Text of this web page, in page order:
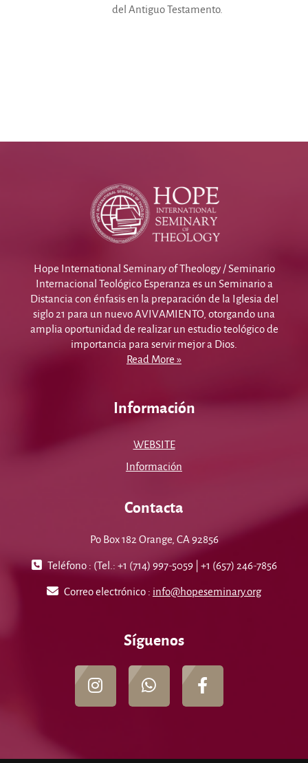
del Antiguo Testamento.
Hope International Seminary of Theology / Seminario
Internacional Teológico Esperanza es un Seminario a
Distancia con énfasis en la preparación de la Iglesia del
siglo 21 para un nuevo AVIVAMIENTO, otorgando una
amplia oportunidad de realizar un estudio teológico de
importancia para servir mejor a Dios.
Read More »
Información
WEBSITE
Información
Contacta
Po Box 182 Orange, CA 92856
Teléfono : (Tel.: +1 (714) 997-5059 | +1 (657) 246-7856
Correo electrónico : info@hopeseminary.org
Síguenos